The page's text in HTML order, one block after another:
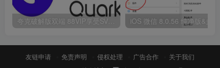
夸克破解版双端 88VIP享受SVIP权限
友链申请 免责声明 侵权处理 广告合作 关于我们